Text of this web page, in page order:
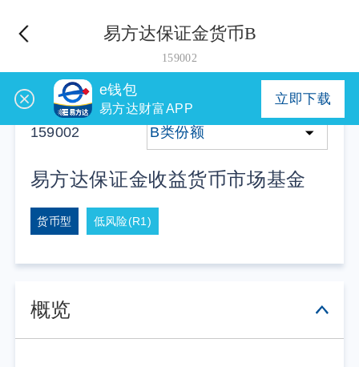
易方达保证金货币B
159002
159002 B类份额
易方达保证金收益货币市场基金
货币型 低风险(R1)
概览
e钱包
易方达财富APP
立即下载